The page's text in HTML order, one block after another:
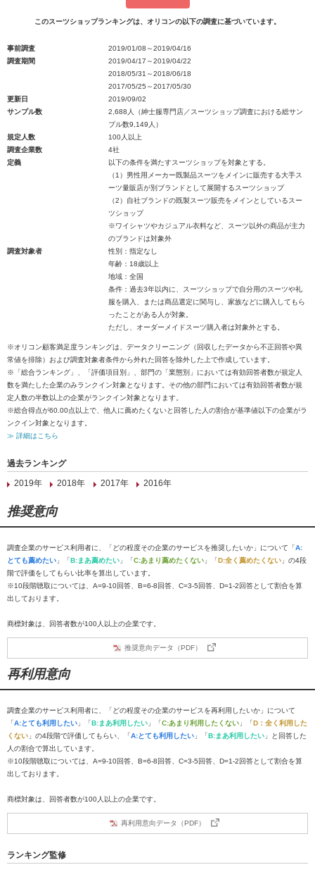
このスーツショップランキングは、オリコンの以下の調査に基づいています。
事前調査
2019/01/08～2019/04/16
調査期間
2019/04/17～2019/04/22
2018/05/31～2018/06/18
2017/05/25～2017/05/30
更新日
2019/09/02
サンプル数
2,688人（紳士服専門店／スーツショップ調査における総サン
プル数9,149人）
規定人数
100人以上
調査企業数
4社
定義
以下の条件を満たすスーツショップを対象とする。
（1）男性用メーカー既製品スーツをメインに販売する大手ス
ーツ量販店が別ブランドとして展開するスーツショップ
（2）自社ブランドの既製スーツ販売をメインとしているスー
ツショップ
※ワイシャツやカジュアル衣料など、スーツ以外の商品が主力
のブランドは対象外
調査対象者
性別：指定なし
年齢：18歳以上
地域：全国
条件：過去3年以内に、スーツショップで自分用のスーツや礼
服を購入、または商品選定に関与し、家族などに購入してもら
ったことがある人が対象。
ただし、オーダーメイドスーツ購入者は対象外とする。
※オリコン顧客満足度ランキングは、データクリーニング（回収したデータから不正回答や異
常値を排除）および調査対象者条件から外れた回答を除外した上で作成しています。
※「総合ランキング」、「評価項目別」、部門の「業態別」においては有効回答者数が規定人
数を満たした企業のみランクイン対象となります。その他の部門においては有効回答者数が規
定人数の半数以上の企業がランクイン対象となります。
※総合得点が60.00点以上で、他人に薦めたくないと回答した人の割合が基準値以下の企業がラ
ンクイン対象となります。
≫ 詳細はこちら
過去ランキング
2019年
2018年 2017年 2016年
推奨意向
調査企業のサービス利用者に、「どの程度その企業のサービスを推奨したいか」について「A:
とても薦めたい 」「B:まあ薦めたい 」「C:あまり薦めたくない 」「D:全く薦めたくない 」の4段
階で評価をしてもらい比率を算出しています。
※10段階聴取については、A=9-10回答、B=6-8回答、C=3-5回答、D=1-2回答として割合を算
出しております。
商標対象は、回答者数が100人以上の企業です。
推奨意向データ（PDF）
再利用意向
調査企業のサービス利用者に、「どの程度その企業のサービスを再利用したいか」について
「A:とても利用したい 」「B:まあ利用したい 」「C:あまり利用したくない 」「D：全く利用した
くない 」の4段階で評価してもらい、「A:とても利用したい 」「B:まあ利用したい 」と回答した
人の割合で算出しています。
※10段階聴取については、A=9-10回答、B=6-8回答、C=3-5回答、D=1-2回答として割合を算
出しております。
商標対象は、回答者数が100人以上の企業です。
再利用意向データ（PDF）
ランキング監修